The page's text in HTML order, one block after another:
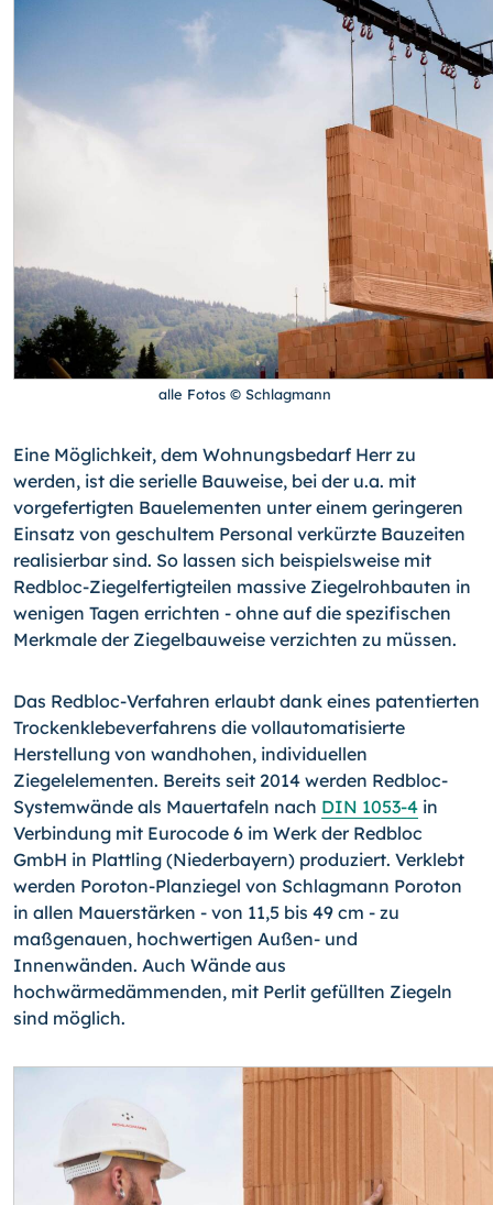
alle Fotos © Schlagmann
Eine Möglichkeit, dem Wohnungsbedarf Herr zu
werden, ist die serielle Bauweise, bei der u.a. mit
vorgefertigten Bauelementen unter einem geringeren
Einsatz von geschultem Personal verkürzte Bauzeiten
realisierbar sind. So lassen sich beispielsweise mit
Redbloc-Ziegelfertigteilen massive Ziegelrohbauten in
wenigen Tagen errichten - ohne auf die spezifischen
Merkmale der Ziegelbauweise verzichten zu müssen.
Das Redbloc-Verfahren erlaubt dank eines patentierten
Trockenklebeverfahrens die vollautomatisierte
Herstellung von wandhohen, individuellen
Ziegelelementen. Bereits seit 2014 werden Redbloc-
Systemwände als Mauertafeln nach DIN 1053-4 in
Verbindung mit Eurocode 6 im Werk der Redbloc
GmbH in Plattling (Niederbayern) produziert. Verklebt
werden Poroton-Planziegel von Schlagmann Poroton
in allen Mauer­stärken - von 11,5 bis 49 cm - zu
maßgenauen, hochwertigen Außen- und
Innenwänden. Auch Wände aus
hochwärmedämmenden, mit Perlit gefüllten Ziegeln
sind möglich.